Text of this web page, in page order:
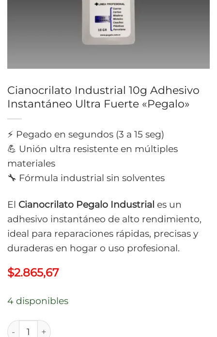
Cianocrilato Industrial 10g Adhesivo
Instantáneo Ultra Fuerte «Pegalo»
⚡ Pegado en segundos (3 a 15 seg)
💪 Unión ultra resistente en múltiples
materiales
🔧 Fórmula industrial sin solventes
El Cianocrilato Pegalo Industrial es un
adhesivo instantáneo de alto rendimiento,
ideal para reparaciones rápidas, precisas y
duraderas en hogar o uso profesional.
$2.865,67
4 disponibles
Cianocrilato Industrial 10g Adhesivo Instantáneo